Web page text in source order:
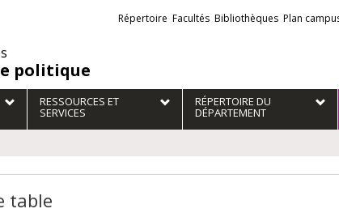
politique
Liens
externes
Répertoire Facultés Bibliothèques Plan
RESSOURCES ET
SERVICES
RÉPERTOIRE DU
DÉPARTEMENT
table